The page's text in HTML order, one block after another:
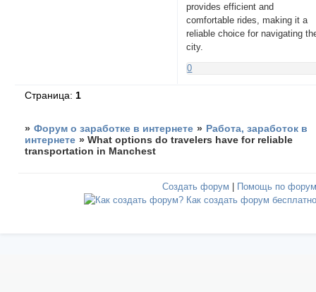
provides efficient and
comfortable rides, making it a
reliable choice for navigating
city.
0
Страница: 1
» Форум о заработке в интернете » Работа, заработок в
интернете »What options do travelers have for reliable
transportation in Manchest
Создать форум Помощь по